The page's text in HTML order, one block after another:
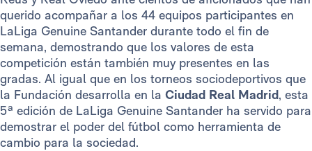
querido acompañar a los 44 equipos participantes en
LaLiga Genuine Santander durante todo el fin de
semana, demostrando que los valores de esta
competición están también muy presentes en las
gradas. Al igual que en los torneos sociodeportivos que
la Fundación desarrolla en la Ciudad Real Madrid, esta
5ª edición de LaLiga Genuine Santander ha servido para
demostrar el poder del fútbol como herramienta de
cambio para la sociedad.